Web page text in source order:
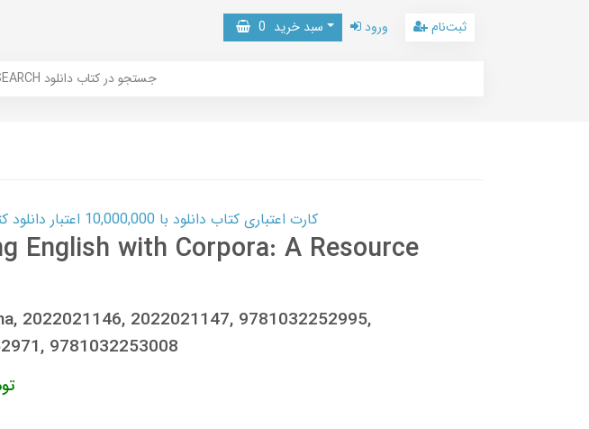
سبد خرید 0 ورود ثبت‌نام
SEARCH جستجو در کتاب دانلود
کارت اعتباری کتاب دانلود با 10,000,000 اعتبار دانلود کتاب! کلیک کنید
English with Corpora: A Resource
2022021146, 2022021147, 9781032252995,
9781032253008